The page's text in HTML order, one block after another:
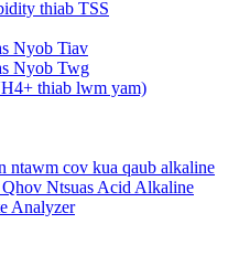
thiab TSS
Nyob Tiav
Nyob Twg
thiab lwm yam)
ntawm cov kua qaub alkaline
Ntsuas Acid Alkaline
Analyzer